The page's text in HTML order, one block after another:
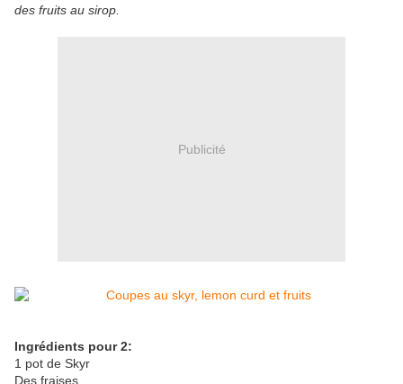
des fruits au sirop.
Publicité
Ingrédients pour 2:
1 pot de Skyr
Des fraises